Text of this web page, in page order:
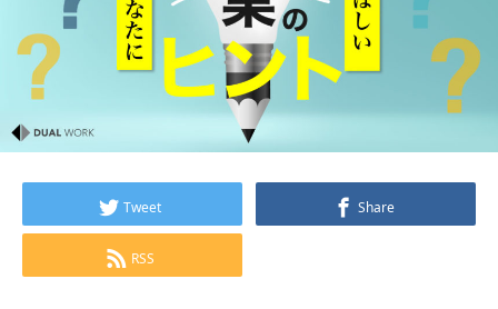
Tweet Share
RSS